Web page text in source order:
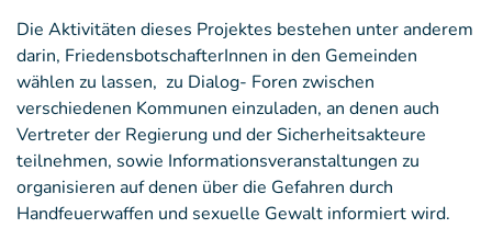
Die Aktivitäten dieses Projektes bestehen unter anderem
darin, FriedensbotschafterInnen in den Gemeinden
wählen zu lassen, zu Dialog- Foren zwischen
verschiedenen Kommunen einzuladen, an denen auch
Vertreter der Regierung und der Sicherheitsakteure
teilnehmen, sowie Informationsveranstaltungen zu
organisieren auf denen über die Gefahren durch
Handfeuerwaffen und sexuelle Gewalt informiert wird.